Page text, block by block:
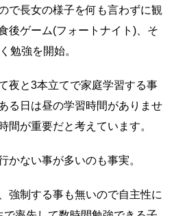
で長女の様子を何も言わずに観
後ゲーム(フォートナイト)、そ
勉強を開始。
夜と3本立てで家庭学習する事
る日は昼の学習時間がありませ
間が重要だと考えています。
かない事が多いのも事実。
強制する事も無いので自主性に